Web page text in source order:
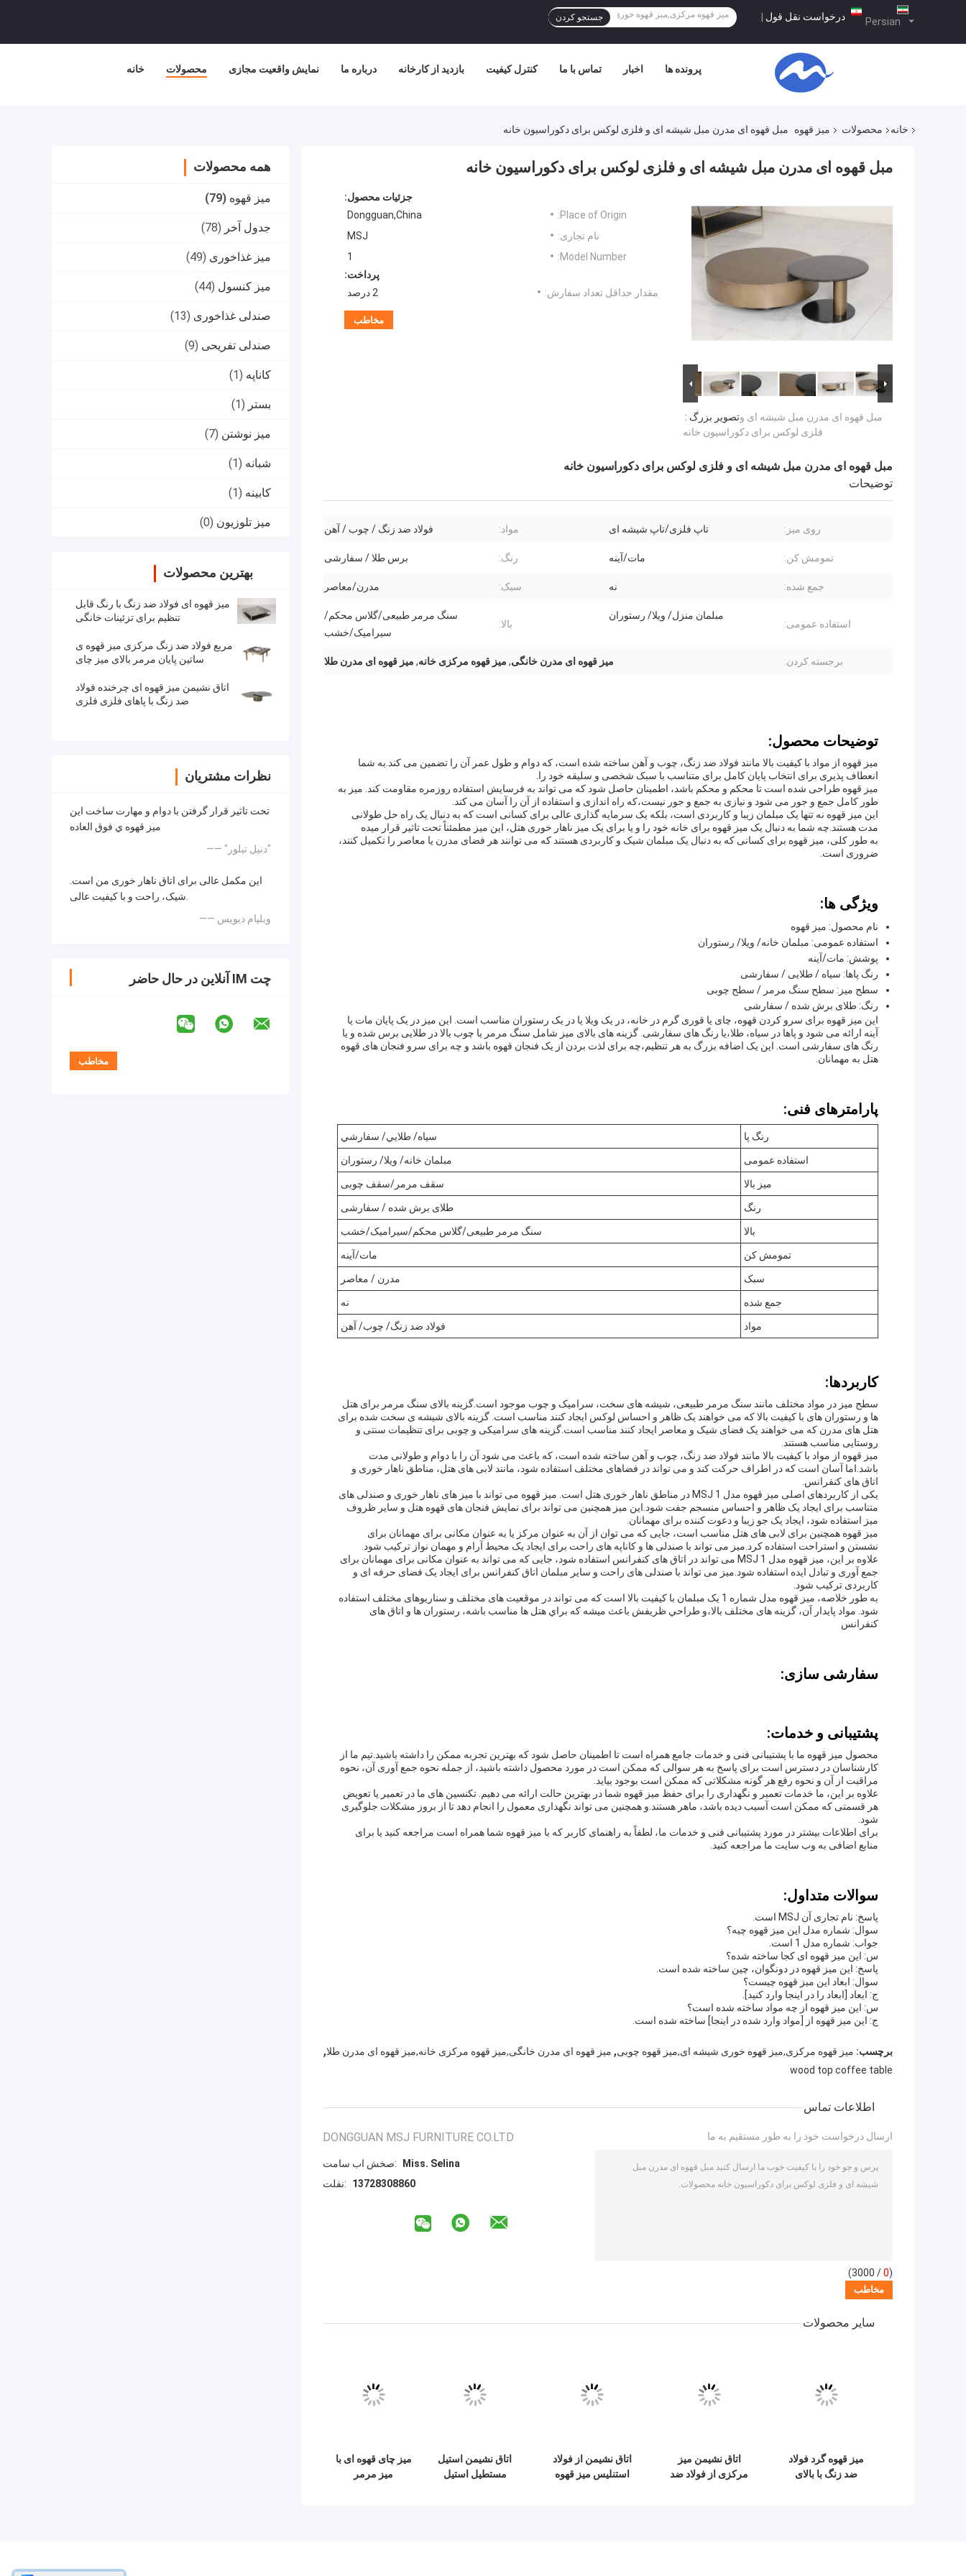
Persian درخواست نقل قول | جستجو کردن
خانه محصولات نمایش واقعیت مجازی درباره ما بازدید از کارخانه کنترل کیفیت تماس با ما اخبار پرونده ها
خانه محصولات میز قهوه مبل قهوه ای مدرن مبل شیشه ای و فلزی لوکس برای دکوراسیون خانه
همه محصولات
میز قهوه (79)
جدول آخر (78)
میز غذاخوری (49)
میز کنسول (44)
صندلی غذاخوری (13)
صندلی تفریحی (9)
کاناپه (1)
بستر (1)
میز نوشتن (7)
شبانه (1)
کابینه (1)
میز تلوزیون (0)
بهترین محصولات
میز قهوه ای فولاد ضد زنگ با رنگ قابل
تنظیم برای تزئینات خانگی
مربع فولاد ضد زنگ مرکزی میز قهوه ی
ساتین پایان مرمر بالای میز چای
اتاق نشیمن میز قهوه ای چرخنده فولاد
ضد زنگ با پاهای فلزی فلزی
نظرات مشتریان
تحت تاثير قرار گرفتن با دوام و مهارت ساخت اين
ميز قهوه ي فوق العاده
—— "دنیل تیلور"
این مکمل عالی برای اتاق ناهار خوری من است.
شیک، راحت و با کیفیت عالی.
—— ویلیام دیویس
چت IM آنلاین در حال حاضر
مبل قهوه ای مدرن مبل شیشه ای و فلزی لوکس برای دکوراسیون خانه
تصویر بزرگ :مبل قهوه ای مدرن مبل شیشه ای و
فلزی لوکس برای دکوراسیون خانه
جزئیات محصول:
Place of Origin:
Dongguan,China
نام تجاری:
MSJ
Model Number:
1
پرداخت:
مقدار حداقل تعداد سفارش:
2 درصد
مخاطب
مبل قهوه ای مدرن مبل شیشه ای و فلزی لوکس برای دکوراسیون خانه
توضیحات
روی میز: تاپ فلزی/تاپ شیشه ای مواد: فولاد ضد زنگ / چوب / آهن
تمومش کن: مات/آینه رنگ: برس طلا / سفارشی
جمع شده: نه سبک: مدرن/معاصر
استفاده عمومی:
مبلمان منزل/ ویلا/ رستوران
بالا:
سنگ مرمر طبیعی/گلاس محکم/
سیرامیک/خشب
برجسته کردن: میز قهوه ای مدرن خانگی, میز قهوه مرکزی خانه, میز قهوه ای مدرن طلا
توضیحات محصول:
میز قهوه از مواد با کیفیت بالا مانند فولاد ضد زنگ، چوب و آهن ساخته شده است، که دوام و طول عمر آن را تضمین می کند.به شما
انعطاف پذیری برای انتخاب پایان کامل برای متناسب با سبک شخصی و سلیقه خود را.
میز قهوه طراحی شده است تا محکم و محکم باشد، اطمینان حاصل شود که می تواند به فرسایش استفاده روزمره مقاومت کند. میز به
طور کامل جمع و جور می شود و نیازی به جمع و جور نیست،که راه اندازی و استفاده از آن را آسان می کند.
این میز قهوه نه تنها یک مبلمان زیبا و کاربردی است، بلکه یک سرمایه گذاری عالی برای کسانی است که به دنبال یک راه حل طولانی
مدت هستند.چه شما به دنبال یک میز قهوه برای خانه خود را و یا برای یک میز ناهار خوری هتل، اين ميز مطمئناً تحت تاثير قرار ميده
به طور کلی، میز قهوه برای کسانی که به دنبال یک مبلمان شیک و کاربردی هستند که می توانند هر فضای مدرن یا معاصر را تکمیل کنند،
ضروری است.
ویژگی ها:
نام محصول: میز قهوه
استفاده عمومی: مبلمان خانه/ ویلا/ رستوران
پوشش: مات/آینه
رنگ پاها: سیاه / طلایی / سفارشی
سطح میز: سطح سنگ مرمر / سطح چوبی
رنگ: طلای برش شده / سفارشی
این میز قهوه برای سرو کردن قهوه، چای یا قوری گرم در خانه، در یک ویلا یا در یک رستوران مناسب است. این میز در یک پایان مات یا
آینه ارائه می شود و پاها در سیاه، طلا،یا رنگ های سفارشی. گزینه های بالای میز شامل سنگ مرمر یا چوب بالا در طلایی برس شده و یا
رنگ های سفارشی است. این یک اضافه بزرگ به هر تنظیم،چه برای لذت بردن از یک فنجان قهوه باشد و چه برای سرو فنجان های قهوه
هتل به مهمانان.
پارامترهای فنی:
رنگ پا سياه/ طلايي/ سفارشي
استفاده عمومی مبلمان خانه/ ویلا/ رستوران
میز بالا سقف مرمر/سقف چوبی
رنگ طلای برش شده / سفارشی
بالا سنگ مرمر طبیعی/گلاس محکم/سیرامیک/خشب
تمومش کن مات/آینه
سبک مدرن / معاصر
جمع شده نه
مواد فولاد ضد زنگ/ چوب/ آهن
کاربردها:
سطح میز در مواد مختلف مانند سنگ مرمر طبیعی، شیشه های سخت، سرامیک و چوب موجود است.گزینه بالای سنگ مرمر برای هتل
ها و رستوران های با کیفیت بالا که می خواهند یک ظاهر و احساس لوکس ایجاد کنند مناسب است. گزینه بالای شیشه ی سخت شده برای
هتل های مدرن که می خواهند یک فضای شیک و معاصر ایجاد کنند مناسب است.گزینه های سرامیکی و چوبی برای تنظیمات سنتی و
روستایی مناسب هستند.
میز قهوه از مواد با کیفیت بالا مانند فولاد ضد زنگ، چوب و آهن ساخته شده است، که باعث می شود آن را با دوام و طولانی مدت
باشد.اما آسان است که در اطراف حرکت کند و می تواند در فضاهای مختلف استفاده شود، مانند لابی های هتل، مناطق ناهار خوری و
اتاق های کنفرانس.
یکی از کاربردهای اصلی میز قهوه مدل 1 MSJ در مناطق ناهار خوری هتل است. میز قهوه می تواند با میز های ناهار خوری و صندلی های
متناسب برای ایجاد یک ظاهر و احساس منسجم جفت شود.این میز همچنین می تواند برای نمایش فنجان های قهوه هتل و سایر ظروف
میز استفاده شود، ایجاد یک جو زیبا و دعوت کننده برای مهمانان.
میز قهوه همچنین برای لابی های هتل مناسب است، جایی که می توان از آن به عنوان مرکز یا به عنوان مکانی برای مهمانان برای
نشستن و استراحت استفاده کرد.میز می تواند با صندلی ها و کاناپه های راحت برای ایجاد یک محیط آرام و مهمان نواز ترکیب شود.
علاوه بر این، میز قهوه مدل 1 MSJ می تواند در اتاق های کنفرانس استفاده شود، جایی که می تواند به عنوان مکانی برای مهمانان برای
جمع آوری و تبادل ایده استفاده شود.میز می تواند با صندلی های راحت و سایر مبلمان اتاق کنفرانس برای ایجاد یک فضای حرفه ای و
کاربردی ترکیب شود.
به طور خلاصه، میز قهوه مدل شماره 1 یک مبلمان با کیفیت بالا است که می تواند در موقعیت های مختلف و سناریوهای مختلف استفاده
شود. مواد پایدار آن، گزینه های مختلف بالا،و طراحي ظريفش باعث ميشه که براي هتل ها مناسب باشه، رستوران ها و اتاق های
کنفرانس
سفارشی سازی:
پشتیبانی و خدمات:
محصول میز قهوه ما با پشتیبانی فنی و خدمات جامع همراه است تا اطمینان حاصل شود که بهترین تجربه ممکن را داشته باشید.تیم ما از
کارشناسان در دسترس است برای پاسخ به هر سوالی که ممکن است در مورد محصول داشته باشید، از جمله نحوه جمع آوری آن، نحوه
مراقبت از آن و نحوه رفع هر گونه مشکلاتی که ممکن است بوجود بیاید.
علاوه بر این، ما خدمات تعمیر و نگهداری را برای حفظ میز قهوه شما در بهترین حالت ارائه می دهیم. تکنسین های ما در تعمیر یا تعویض
هر قسمتی که ممکن است آسیب دیده باشد، ماهر هستند.و همچنین می تواند نگهداری معمول را انجام دهد تا از بروز مشکلات جلوگیری
شود.
برای اطلاعات بیشتر در مورد پشتیبانی فنی و خدمات ما، لطفاً به راهنمای کاربر که با میز قهوه شما همراه است مراجعه کنید یا برای
منابع اضافی به وب سایت ما مراجعه کنید.
سوالات متداول:
پاسخ: نام تجاری آن MSJ است.
سوال: شماره مدل این میز قهوه چیه؟
جواب: شماره مدل 1 است.
س: این میز قهوه ای کجا ساخته شده؟
پاسخ: این میز قهوه در دونگوان، چین ساخته شده است.
سوال: ابعاد این میز قهوه چیست؟
ج: ابعاد [ابعاد را در اینجا وارد کنید].
س: این میز قهوه از چه مواد ساخته شده است؟
ج: این میز قهوه از [مواد وارد شده در اینجا] ساخته شده است.
برچسب: میز قهوه مرکزی,میز قهوه خوری شیشه ای,میز قهوه چوبی, میز قهوه ای مدرن خانگی,میز قهوه مرکزی خانه,میز قهوه ای مدرن طلا,
wood top coffee table
اطلاعات تماس
DONGGUAN MSJ FURNITURE CO.LTD
تماس با شخص:
Miss. Selina
تلفن:
13728308860
ارسال درخواست خود را به طور مستقیم به ما
(
0
/ 3000)
سایر محصولات
میز قهوه گرد فولاد
ضد زنگ با بالای
اتاق نشیمن میز
مرکزی از فولاد ضد
اتاق نشیمن از فولاد
استنلیس میز قهوه
اتاق نشیمن استیل
مستطیل استیل
میز چای قهوه ای با
میز مرمر